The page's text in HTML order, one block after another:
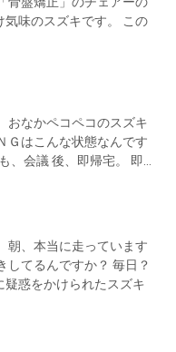
味のスズキです。 この
おなかペコペコのスズキ
Ｇはこんな状態なんです
、会議 後、即帰宅。 即...
朝、本当に走っています
してるんですか？ 毎日？
疑惑をかけられたスズキ